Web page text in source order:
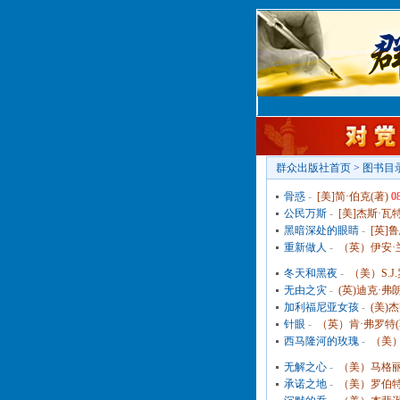
群众出版社首页 > 图书目
骨惑 - [美]简·伯克(著)
公民万斯 - [美]杰斯·瓦
黑暗深处的眼睛 - [英]
重新做人 - （英）伊安
冬天和黑夜 - （美）
无由之灾 - (英)迪克·弗
加利福尼亚女孩 - (美)
针眼 - （英）肯·弗罗特
西马隆河的玫瑰 - （美
无解之心 - （美）马格
承诺之地 - （美）罗伯